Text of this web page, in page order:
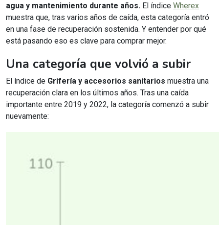
agua y mantenimiento durante años. El índice Wherex
muestra que, tras varios años de caída, esta categoría entró
en una fase de recuperación sostenida. Y entender por qué
está pasando eso es clave para comprar mejor.
Una categoría que volvió a subir
El índice de Grifería y accesorios sanitarios muestra una
recuperación clara en los últimos años. Tras una caída
importante entre 2019 y 2022, la categoría comenzó a subir
nuevamente: